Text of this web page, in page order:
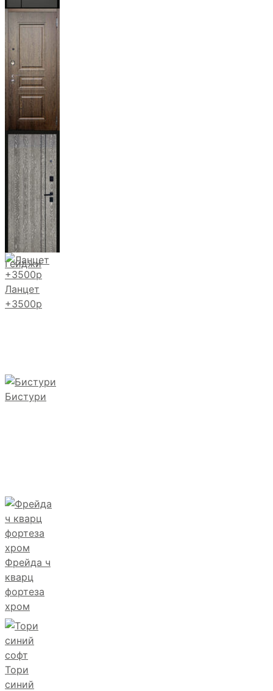
Мичиган
Магистр
Дуб кантри
тёмный
Гейджи
Ланцет
+3500р
Бистури
Фрейда ч
кварц
фортеза
хром
Тори
синий